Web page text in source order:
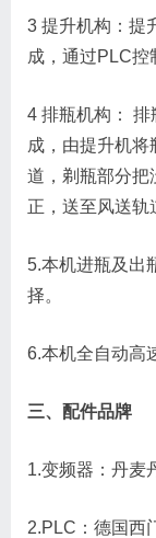
3 提升机构：提
成，通过PLC控
4 排瓶机构： 排
成，由提升机将
道，剃瓶部分把
正，送至风送轨
5.本机进瓶及出
择。
6.本机全自动高
三、配件品牌
1.变频器：丹麦
2.PLC：德国西